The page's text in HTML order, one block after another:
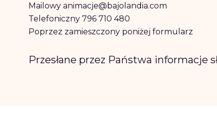
Mailowyanimacje@bajolandia.com
Telefoniczny 796 710 480
Poprzez zamieszczony poniżej formularz
Przesłane przez Państwa informacje